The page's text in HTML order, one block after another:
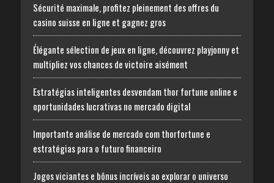
Sécurité maximale, profitez pleinement des offres du
casino suisse en ligne et gagnez gros
Élégante sélection de jeux en ligne, découvrez playjonny et
multipliez vos chances de victoire aisément
Estratégias inteligentes desvendam thor fortune online e
oportunidades lucrativas no mercado digital
Importante análise de mercado com thorfortune e
estratégias para o futuro financeiro
Jogos viciantes e bônus incríveis ao explorar o universo